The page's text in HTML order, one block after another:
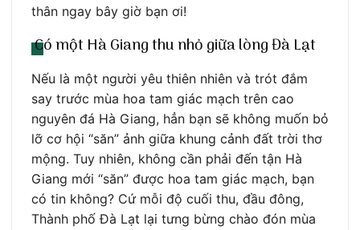
thân ngay bây giờ bạn ơi!
Có một Hà Giang thu nhỏ giữa lòng Đà Lạt
Nếu là một người yêu thiên nhiên và trót đắm
say trước mùa hoa tam giác mạch trên cao
nguyên đá Hà Giang, hẳn bạn sẽ không muốn bỏ
lỡ cơ hội “săn” ảnh giữa khung cảnh đất trời thơ
mộng. Tuy nhiên, không cần phải đến tận Hà
Giang mới “săn” được hoa tam giác mạch, bạn
có tin không? Cứ mỗi độ cuối thu, đầu đông,
Thành phố Đà Lạt lại tưng bừng chào đón mùa